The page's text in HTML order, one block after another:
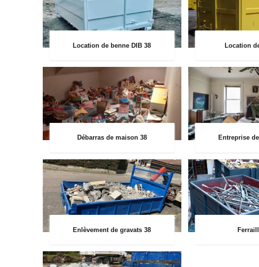
Location de benne DIB 38 Location
Débarras de maison 38 Entreprise
Enlèvement de gravats 38